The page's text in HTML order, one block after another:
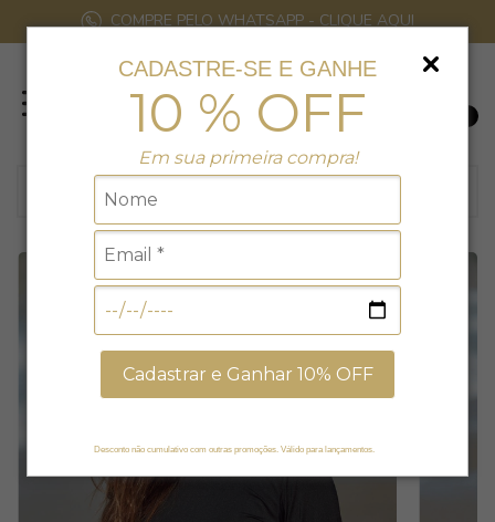
CADASTRE-SE E GANHE
10 % OFF
Em sua primeira compra!
Cadastrar e Ganhar 10% OFF
Desconto não cumulativo com outras promoções. Válido para lançamentos.
COMPRE PELO WHATSAPP - CLIQUE AQUI